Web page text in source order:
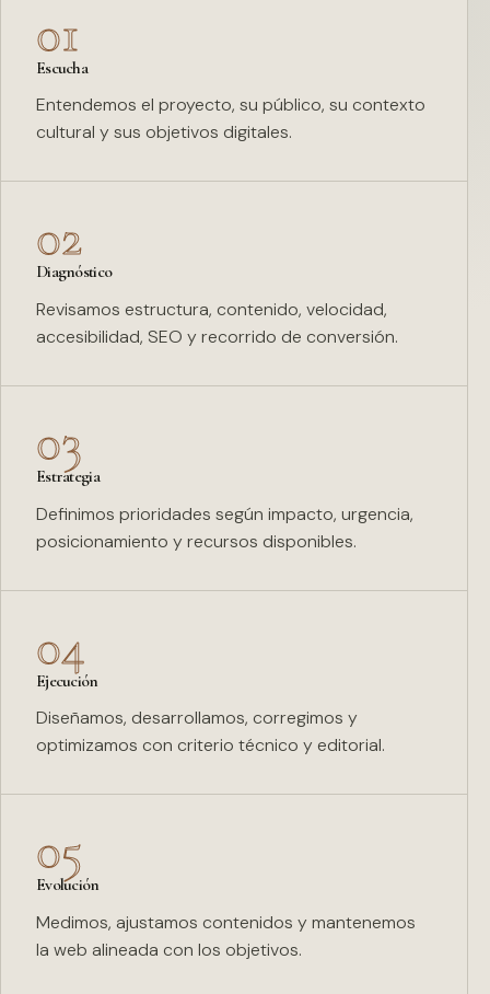
01
Escucha
Entendemos el proyecto, su público, su contexto
cultural y sus objetivos digitales.
02
Diagnóstico
Revisamos estructura, contenido, velocidad,
accesibilidad, SEO y recorrido de conversión.
03
Estrategia
Definimos prioridades según impacto, urgencia,
posicionamiento y recursos disponibles.
04
Ejecución
Diseñamos, desarrollamos, corregimos y
optimizamos con criterio técnico y editorial.
05
Evolución
Medimos, ajustamos contenidos y mantenemos
la web alineada con los objetivos.